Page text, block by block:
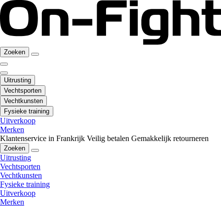
Zoeken
Uitrusting
Vechtsporten
Vechtkunsten
Fysieke training
Uitverkoop
Merken
Klantenservice in Frankrijk Veilig betalen Gemakkelijk retourneren
Zoeken
Uitrusting
Vechtsporten
Vechtkunsten
Fysieke training
Uitverkoop
Merken